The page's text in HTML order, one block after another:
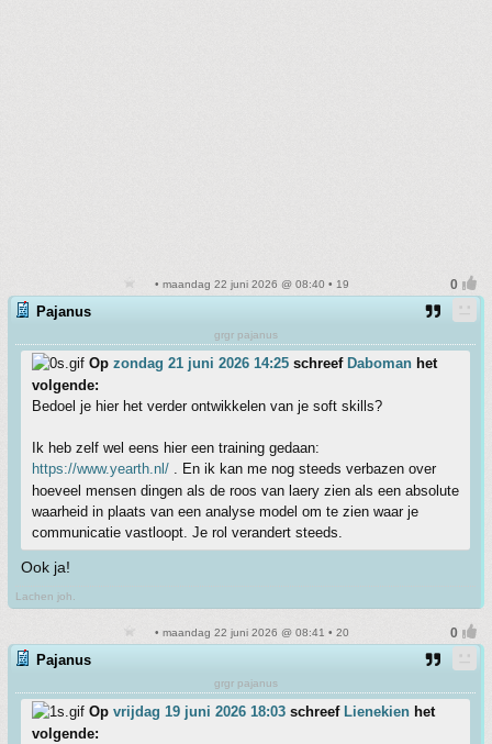
• maandag 22 juni 2026 @ 08:40 • 19
Pajanus
grgr pajanus
Op zondag 21 juni 2026 14:25 schreef Daboman het
volgende:
Bedoel je hier het verder ontwikkelen van je soft skills?
Ik heb zelf wel eens hier een training gedaan:
https://www.yearth.nl/ . En ik kan me nog steeds verbazen over
hoeveel mensen dingen als de roos van laery zien als een absolute
waarheid in plaats van een analyse model om te zien waar je
communicatie vastloopt. Je rol verandert steeds.
Ook ja!
Lachen joh.
• maandag 22 juni 2026 @ 08:41 • 20
Pajanus
grgr pajanus
Op vrijdag 19 juni 2026 18:03 schreef Lienekien het
volgende: